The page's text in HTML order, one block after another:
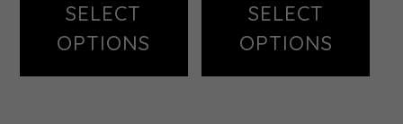
$76,000.00.
es:
$64,600.00.
SELECT
OPTIONS
era:
$52,000.00.
actual
es:
$44,200.00.
SELECT
OPTIONS